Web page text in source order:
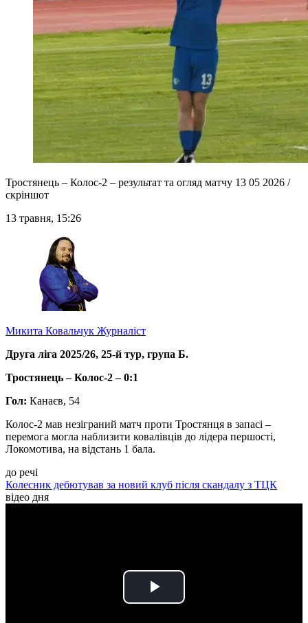
Тростянець – Колос-2 – результат та огляд матчу 13 05 2026 /
скріншот
13 травня, 15:26
Микита Ковальчук Журналіст
Друга ліга 2025/26, 25-й тур, група Б.
Тростянець – Колос-2 – 0:1
Гол: Канаєв, 54
Колос-2 мав незіграний матч проти Тростянця в запасі –
перемога могла наблизити ковалівців до лідера першості,
Локомотива, на відстань 1 бала.
до речі
Колесник дебютував за новий клуб після скандалу з ТЦК
відео дня
Play